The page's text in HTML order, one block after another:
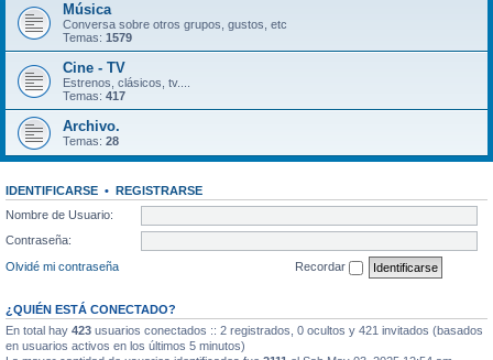
Música
Conversa sobre otros grupos, gustos, etc
Temas: 1579
Cine - TV
Estrenos, clásicos, tv....
Temas: 417
Archivo.
Temas: 28
IDENTIFICARSE • REGISTRARSE
Nombre de Usuario:
Contraseña:
Olvidé mi contraseña
Recordar
¿QUIÉN ESTÁ CONECTADO?
En total hay 423 usuarios conectados :: 2 registrados, 0 ocultos y 421 invitados (basados
en usuarios activos en los últimos 5 minutos)